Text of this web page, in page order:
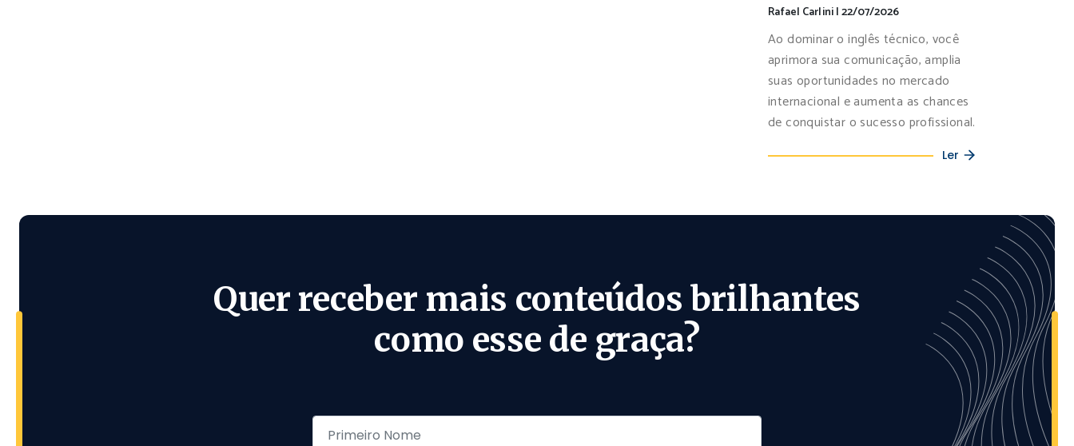
Rafael Carlini|22/07/2026
Ao dominar o inglês técnico, você
aprimora sua comunicação, amplia
suas oportunidades no mercado
internacional e aumenta as chances
de conquistar o sucesso profissional.
Ler
Quer receber mais conteúdos brilhantes
como esse de graça?